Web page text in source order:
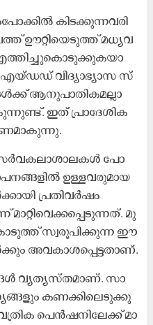
കി​ട​ക്കു​ന്ന​വ​രി​
ഊ​റ്റി​യെ​ടു​ത്ത് മ​ധ്യ​വ​
വി​ദ്യാ​ഭ്യാ​സ സ്​​
ആ​നു​പാ​തി​ക​മ​ല്ലാ​
ഇ​ത് പ്രാ​ദേ​ശി​ക​
പോ​
ഉ​ള്ള​വ​രു​മാ​യ
പ്ര​തി​വ​ർ​ഷം
മു​
സ്വ​രൂ​പി​ക്കു​ന്ന ഈ
അ​വ​കാ​ശ​പ്പെ​ട്ട​താ​ണ്.
വ്യ​ത്യ​സ്​​ത​മാ​ണ്. സാ​
ക​ണ​ക്കി​ലെ​ടു​ക്കു​
പെ​ൻ​ഷ​നി​ലേ​ക്ക് മാ​